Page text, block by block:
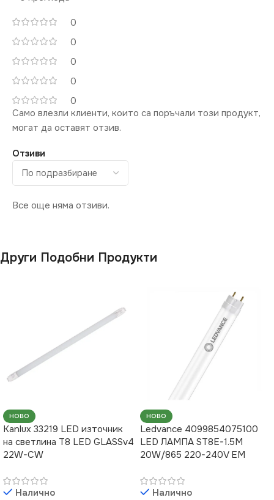
0
0
0
0
0
Отзиви
Все още няма отзиви.
Само влезли клиенти, които са поръчали този продукт,
могат да оставят отзив.
Други Подобни Продукти
НОВО
Kanlux 33219 LED източник
на светлина T8 LED GLASSv4
22W-CW
Налично
НОВО
Ledvance 4099854075100
LED ЛАМПА ST8E-1.5M
20W/865 220-240V EM
Налично